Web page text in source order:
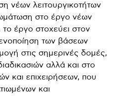
νέων λειτουργικοτήτων
στο έργο νέων
έργο στοχεύει στον
των βάσεων
στις σημερινές δομές,
αλλά και στο
και επιχειρήσεων, που
και